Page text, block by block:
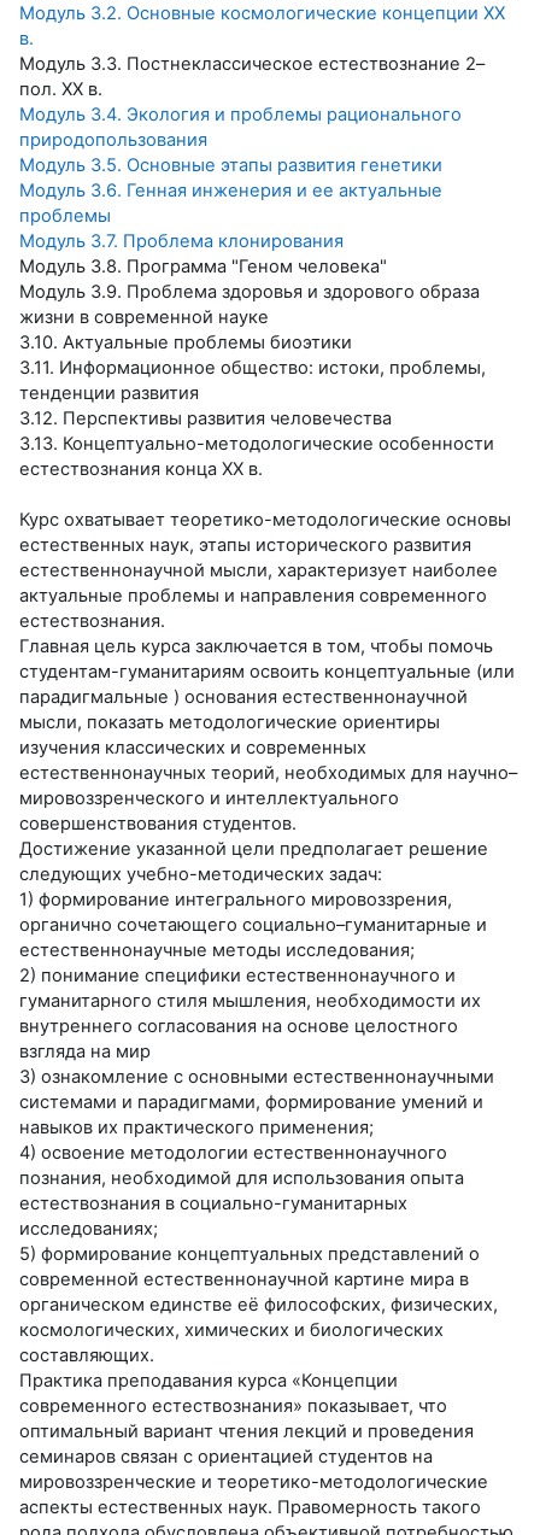
Модуль 3.2. Основные космологические концепции ХХ
в.
Модуль 3.3. Постнеклассическое естествознание 2–
пол. ХХ в.
Модуль 3.4. Экология и проблемы рационального
природопользования
Модуль 3.5. Основные этапы развития генетики
Модуль 3.6. Генная инженерия и ее актуальные
проблемы
Модуль 3.7. Проблема клонирования
Модуль 3.8. Программа "Геном человека"
Модуль 3.9. Проблема здоровья и здорового образа
жизни в современной науке
3.10. Актуальные проблемы биоэтики
3.11. Информационное общество: истоки, проблемы,
тенденции развития
3.12. Перспективы развития человечества
3.13. Концептуально-методологические особенности
естествознания конца ХХ в.
Курс охватывает теоретико-методологические основы
естественных наук, этапы исторического развития
естественнонаучной мысли, характеризует наиболее
актуальные проблемы и направления современного
естествознания.
Главная цель курса заключается в том, чтобы помочь
студентам-гуманитариям освоить концептуальные (или
парадигмальные ) основания естественнонаучной
мысли, показать методологические ориентиры
изучения классических и современных
естественнонаучных теорий, необходимых для научно–
мировоззренческого и интеллектуального
совершенствования студентов.
Достижение указанной цели предполагает решение
следующих учебно-методических задач:
1) формирование интегрального мировоззрения,
органично сочетающего социально–гуманитарные и
естественнонаучные методы исследования;
2) понимание специфики естественнонаучного и
гуманитарного стиля мышления, необходимости их
внутреннего согласования на основе целостного
взгляда на мир
3) ознакомление с основными естественнонаучными
системами и парадигмами, формирование умений и
навыков их практического применения;
4) освоение методологии естественнонаучного
познания, необходимой для использования опыта
естествознания в социально-гуманитарных
исследованиях;
5) формирование концептуальных представлений о
современной естественнонаучной картине мира в
органическом единстве её философских, физических,
космологических, химических и биологических
составляющих.
Практика преподавания курса «Концепции
современного естествознания» показывает, что
оптимальный вариант чтения лекций и проведения
семинаров связан с ориентацией студентов на
мировоззренческие и теоретико-методологические
аспекты естественных наук. Правомерность такого